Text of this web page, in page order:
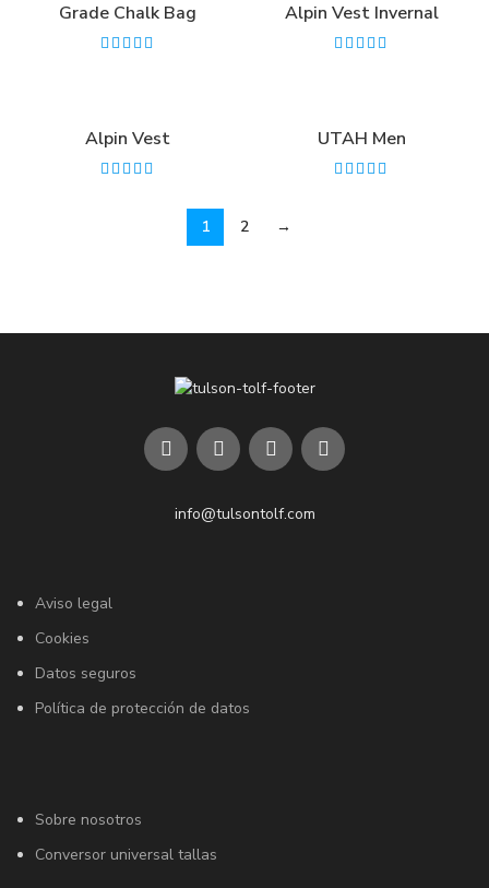
Grade Chalk Bag Alpin Vest Invernal
Alpin Vest UTAH Men
1 2 →
info@tulsontolf.com
Aviso legal
Cookies
Datos seguros
Política de protección de datos
Sobre nosotros
Conversor universal tallas